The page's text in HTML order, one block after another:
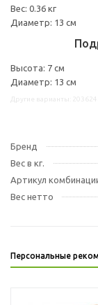
Вес: 0.36 кг
Диаметр: 13 см
Высота: 7 см
Диаметр: 13 см
Бренд
Вес в кг.
Артикул
Вес нетто
Персональные